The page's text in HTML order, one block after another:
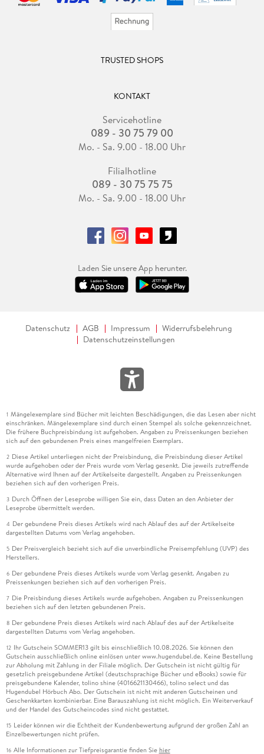
TRUSTED SHOPS
KONTAKT
Servicehotline
089 - 30 75 79 00
Mo. - Sa. 9.00 - 18.00 Uhr
Filialhotline
089 - 30 75 75 75
Mo. - Sa. 9.00 - 18.00 Uhr
Laden Sie unsere App herunter.
Datenschutz AGB Impressum
Widerrufsbelehrung
Datenschutzeinstellungen
1 Mängelexemplare sind Bücher mit leichten Beschädigungen, die das Lesen aber nicht
einschränken. Mängelexemplare sind durch einen Stempel als solche gekennzeichnet.
Die frühere Buchpreisbindung ist aufgehoben. Angaben zu Preissenkungen beziehen
sich auf den gebundenen Preis eines mangelfreien Exemplars.
2 Diese Artikel unterliegen nicht der Preisbindung, die Preisbindung dieser Artikel
wurde aufgehoben oder der Preis wurde vom Verlag gesenkt. Die jeweils zutreffende
Alternative wird Ihnen auf der Artikelseite dargestellt. Angaben zu Preissenkungen
beziehen sich auf den vorherigen Preis.
3 Durch Öffnen der Leseprobe willigen Sie ein, dass Daten an den Anbieter der
Leseprobe übermittelt werden.
4 Der gebundene Preis dieses Artikels wird nach Ablauf des auf der Artikelseite
dargestellten Datums vom Verlag angehoben.
5 Der Preisvergleich bezieht sich auf die unverbindliche Preisempfehlung (UVP) des
Herstellers.
6 Der gebundene Preis dieses Artikels wurde vom Verlag gesenkt. Angaben zu
Preissenkungen beziehen sich auf den vorherigen Preis.
7 Die Preisbindung dieses Artikels wurde aufgehoben. Angaben zu Preissenkungen
beziehen sich auf den letzten gebundenen Preis.
8 Der gebundene Preis dieses Artikels wird nach Ablauf des auf der Artikelseite
dargestellten Datums vom Verlag angehoben.
12 Ihr Gutschein SOMMER13 gilt bis einschließlich 10.08.2026. Sie können den
Gutschein ausschließlich online einlösen unter www.hugendubel.de. Keine Bestellung
zur Abholung mit Zahlung in der Filiale möglich. Der Gutschein ist nicht gültig für
gesetzlich preisgebundene Artikel (deutschsprachige Bücher und eBooks) sowie für
preisgebundene Kalender, tolino shine (4016621130466), tolino select und das
Hugendubel Hörbuch Abo. Der Gutschein ist nicht mit anderen Gutscheinen und
Geschenkkarten kombinierbar. Eine Barauszahlung ist nicht möglich. Ein Weiterverkauf
und der Handel des Gutscheincodes sind nicht gestattet.
15 Leider können wir die Echtheit der Kundenbewertung aufgrund der großen Zahl an
Einzelbewertungen nicht prüfen.
16 Alle Informationen zur Tiefpreisgarantie finden Sie hier